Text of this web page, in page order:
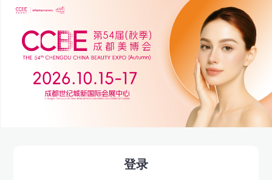
登录